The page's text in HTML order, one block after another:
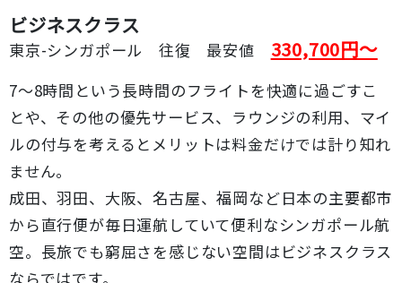
ビジネスクラス
東京-シンガポール 往復 最安値 330,700円～
7～8時間という長時間のフライトを快適に過ごすこ
とや、その他の優先サービス、ラウンジの利用、マイ
ルの付与を考えるとメリットは料金だけでは計り知れ
ません。
成田、羽田、大阪、名古屋、福岡など日本の主要都市
から直行便が毎日運航していて便利なシンガポール航
空。長旅でも窮屈さを感じない空間はビジネスクラス
ならではです。